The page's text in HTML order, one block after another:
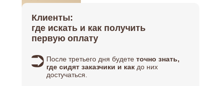
Клиенты:
где искать и как получить
первую оплату
После третьего дня будете точно знать,
где сидят заказчики и как до них
достучаться.